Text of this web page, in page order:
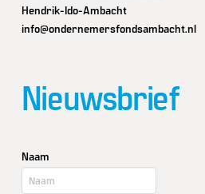
Hendrik-Ido-Ambacht
info@ondernemersfondsambacht.nl
Nieuwsbrief
Naam